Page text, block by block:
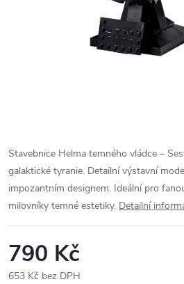
Stavebnice Helma temného vládce –
galaktické tyranie. Detailní výstavní
impozantním designem. Ideální pro
milovníky temné estetiky. Detailní
790 Kč
653 Kč bez DPH